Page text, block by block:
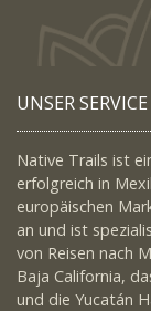
UNSER SERVICE
Native Trails ist
erfolgreich in
europäischen
an und ist
von Reisen nach
Baja California,
und die Yucatán